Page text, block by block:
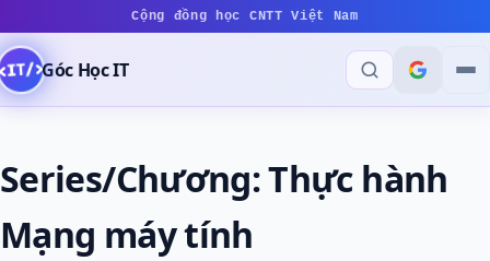
Cộng đồng học CNTT Việt Nam
Góc Học IT
Series/Chương:Thực hành
Mạng máy tính